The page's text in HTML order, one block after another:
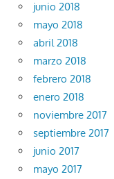
junio 2018
mayo 2018
abril 2018
marzo 2018
febrero 2018
enero 2018
noviembre 2017
septiembre 2017
junio 2017
mayo 2017